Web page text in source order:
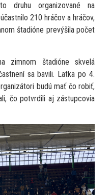
druhu organizované na
210 hráčov a hráčov,
štadióne prevýšila počet
zimnom štadióne skvelá
sa bavili. Latka po 4.
budú mať čo robiť,
čo potvrdili aj zástupcovia